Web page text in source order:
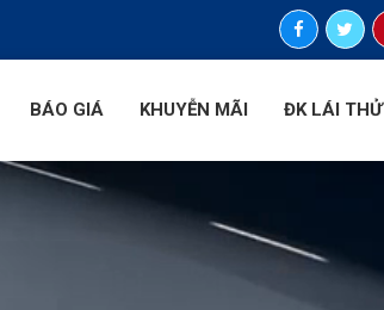
BÁO GIÁ KHUYỄN MÃI ĐK LÁI THỬ